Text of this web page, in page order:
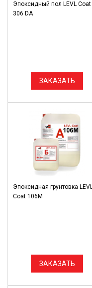
Эпоксидный пол LEVL Coat
306 DA
ЗАКАЗАТЬ
Эпоксидная грунтовка
Coat 106М
ЗАКАЗАТЬ